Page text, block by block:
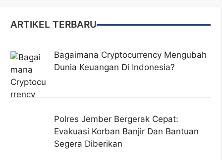
ARTIKEL TERBARU
Bagaimana Cryptocurrency Mengubah
Dunia Keuangan Di Indonesia?
Polres Jember Bergerak Cepat:
Evakuasi Korban Banjir Dan Bantuan
Segera Diberikan